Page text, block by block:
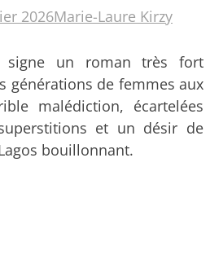
2026Marie-Laure Kirzy
signe un roman très fort
générations de femmes aux
malédiction, écartelées
et un désir de
bouillonnant.